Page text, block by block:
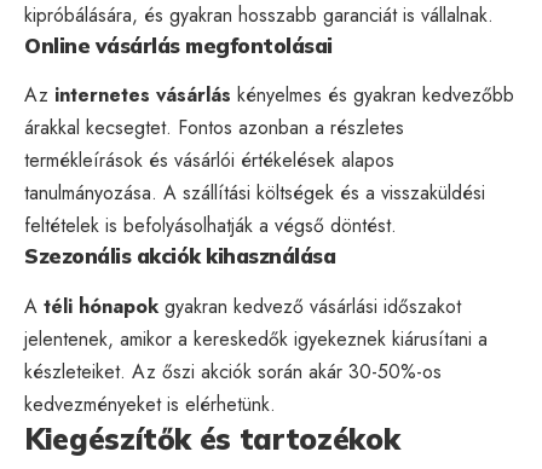
kipróbálására, és gyakran hosszabb garanciát is vállalnak.
Online vásárlás megfontolásai
Az internetes vásárlás kényelmes és gyakran kedvezőbb
árakkal kecsegtet. Fontos azonban a részletes
termékleírások és vásárlói értékelések alapos
tanulmányozása. A szállítási költségek és a visszaküldési
feltételek is befolyásolhatják a végső döntést.
Szezonális akciók kihasználása
A téli hónapok gyakran kedvező vásárlási időszakot
jelentenek, amikor a kereskedők igyekeznek kiárusítani a
készleteiket. Az őszi akciók során akár 30-50%-os
kedvezményeket is elérhetünk.
Kiegészítők és tartozékok